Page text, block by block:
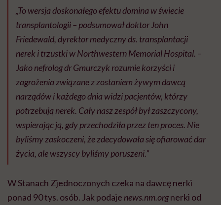
„To wersja doskonałego efektu domina w świecie
transplantologii – podsumował doktor John
Friedewald, dyrektor medyczny ds. transplantacji
nerek i trzustki w Northwestern Memorial Hospital. –
Jako nefrolog dr Gmurczyk rozumie korzyści i
zagrożenia związane z zostaniem żywym dawcą
narządów i każdego dnia widzi pacjentów, którzy
potrzebują nerek. Cały nasz zespół był zaszczycony,
wspierając ją, gdy przechodziła przez ten proces. Nie
byliśmy zaskoczeni, że zdecydowała się ofiarować dar
życia, ale wszyscy byliśmy poruszeni.”
W Stanach Zjednoczonych czeka na dawcę nerki
ponad 90 tys. osób. Jak podaje news.nm.orgnerki od